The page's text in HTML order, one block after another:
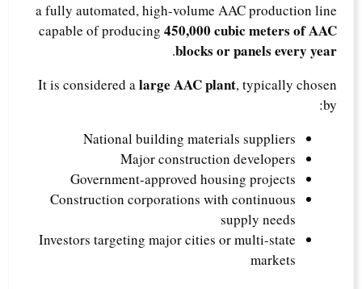
a fully automated, high-volume AAC production line
capable of producing450,000 cubic meters of AAC
blocks or panels every year
.
It is considered alarge AAC plant, typically chosen
by:
National building materials suppliers
Major construction developers
Government-approved housing projects
Construction corporations with continuous
supply needs
Investors targeting major cities or multi-state
markets